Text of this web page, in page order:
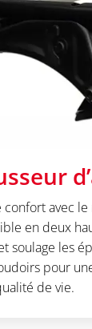
avec le
en deux
soulage les
pour
de vie.